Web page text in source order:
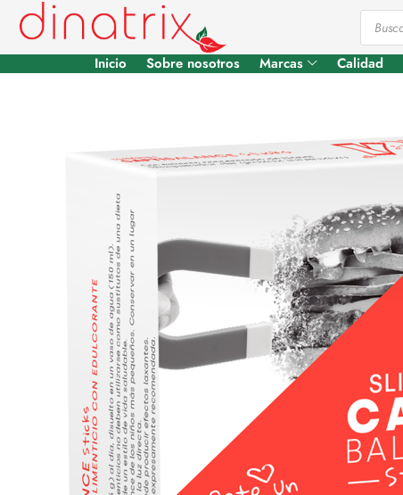
Inicio Sobre nosotros Marcas Calidad